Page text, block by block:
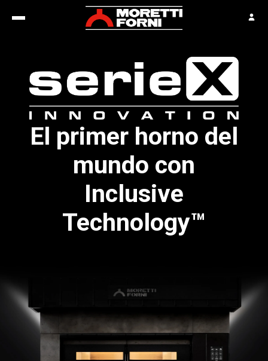
El primer horno del
mundo con
Inclusive
Technology™